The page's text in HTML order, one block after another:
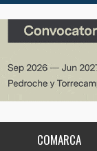
COMARCA